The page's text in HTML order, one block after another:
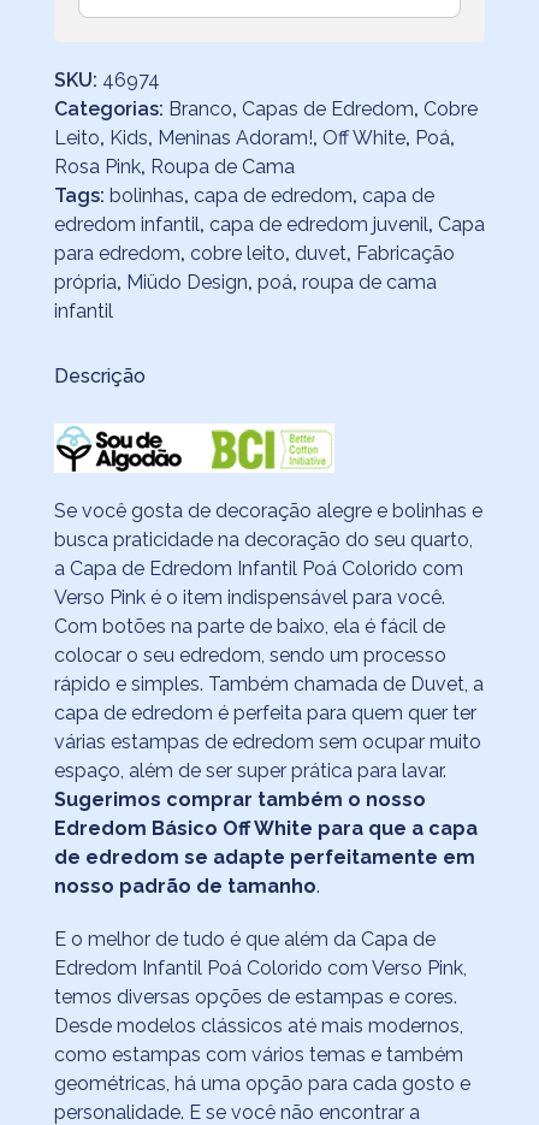
SKU: 46974
Categorias: Branco, Capas de Edredom, Cobre
Leito, Kids, Meninas Adoram!, Off White, Poá,
Rosa Pink, Roupa de Cama
Tags: bolinhas, capa de edredom, capa de
edredom infantil, capa de edredom juvenil, Capa
para edredom, cobre leito, duvet, Fabricação
própria, Miüdo Design, poá, roupa de cama
infantil
Descrição
Se você gosta de decoração alegre e bolinhas e
busca praticidade na decoração do seu quarto,
a Capa de Edredom Infantil Poá Colorido com
Verso Pink é o item indispensável para você.
Com botões na parte de baixo, ela é fácil de
colocar o seu edredom, sendo um processo
rápido e simples. Também chamada de Duvet, a
capa de edredom é perfeita para quem quer ter
várias estampas de edredom sem ocupar muito
espaço, além de ser super prática para lavar.
Sugerimos comprar também o nosso
Edredom Básico Off White para que a capa
de edredom se adapte perfeitamente em
nosso padrão de tamanho.
E o melhor de tudo é que além da Capa de
Edredom Infantil Poá Colorido com Verso Pink,
temos diversas opções de estampas e cores.
Desde modelos clássicos até mais modernos,
como estampas com vários temas e também
geométricas, há uma opção para cada gosto e
personalidade. E se você não encontrar a